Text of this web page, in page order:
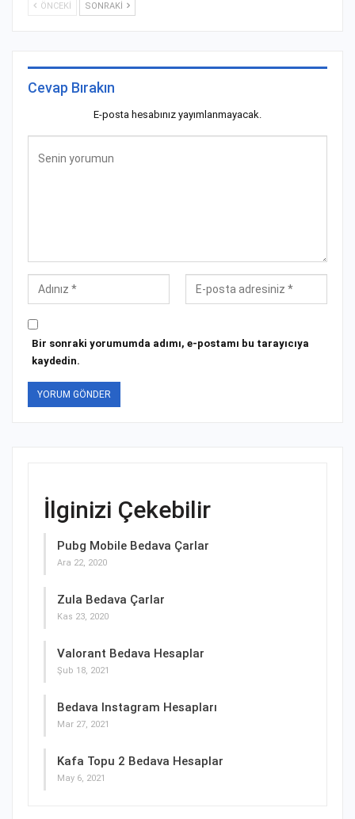
ÖNCEKI SONRAKI
Cevap Bırakın
E-posta hesabınız yayımlanmayacak.
Bir sonraki yorumumda adımı, e-postamı bu tarayıcıya
kaydedin.
İlginizi Çekebilir
Pubg Mobile Bedava Çarlar
Ara 22, 2020
Zula Bedava Çarlar
Kas 23, 2020
Valorant Bedava Hesaplar
Şub 18, 2021
Bedava Instagram Hesapları
Mar 27, 2021
Kafa Topu 2 Bedava Hesaplar
May 6, 2021